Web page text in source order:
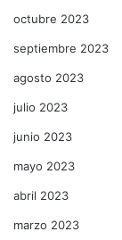
octubre 2023
septiembre 2023
agosto 2023
julio 2023
junio 2023
mayo 2023
abril 2023
marzo 2023